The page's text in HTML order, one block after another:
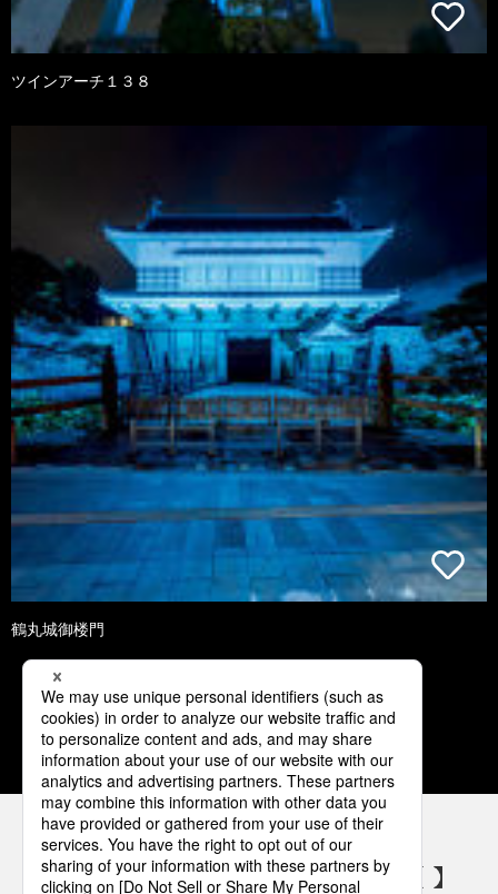
ツインアーチ１３８
鶴丸城御楼門
1 2 3 4
パナソニックの電気設備 SNSアカウント